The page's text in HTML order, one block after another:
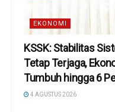
EKONOMI
KSSK: Stabilitas
Tetap Terjaga,
Tumbuh hingga 6
4 AGUSTUS 2026